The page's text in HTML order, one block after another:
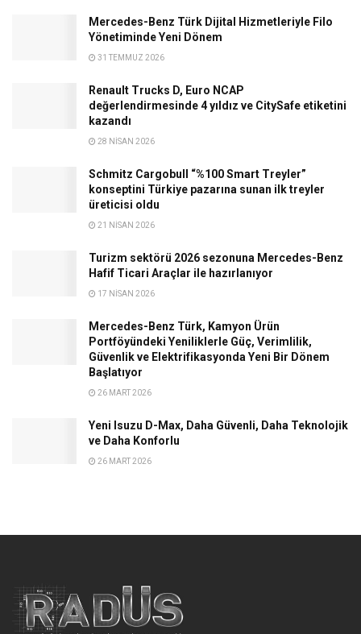
Mercedes-Benz Türk Dijital Hizmetleriyle Filo
Yönetiminde Yeni Dönem
31 TEMMUZ 2026
Renault Trucks D, Euro NCAP
değerlendirmesinde 4 yıldız ve CitySafe etiketini
kazandı
28 NISAN 2026
Schmitz Cargobull “%100 Smart Treyler”
konseptini Türkiye pazarına sunan ilk treyler
üreticisi oldu
21 NISAN 2026
Turizm sektörü 2026 sezonuna Mercedes-Benz
Hafif Ticari Araçlar ile hazırlanıyor
17 NISAN 2026
Mercedes-Benz Türk, Kamyon Ürün
Portföyündeki Yeniliklerle Güç, Verimlilik,
Güvenlik ve Elektrifikasyonda Yeni Bir Dönem
Başlatıyor
26 MART 2026
Yeni Isuzu D-Max, Daha Güvenli, Daha Teknolojik
ve Daha Konforlu
26 MART 2026